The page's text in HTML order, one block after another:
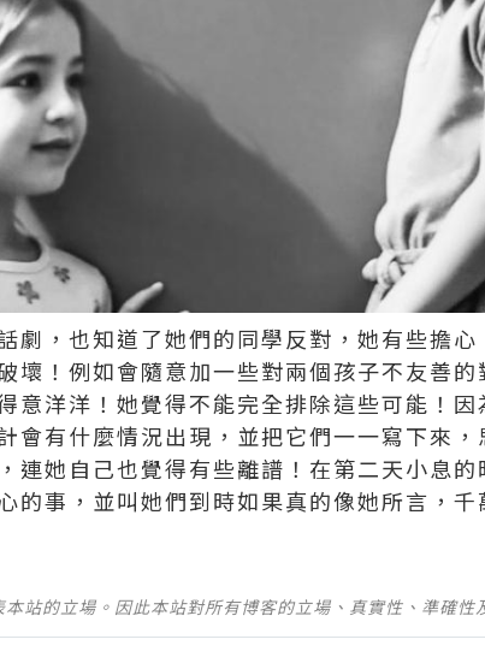
劇，也知道了她們的同學反對，她有些擔
壞！例如會隨意加一些對兩個孩子不友善
意洋洋！她覺得不能完全排除這些可能！
會有什麼情況出現，並把它們一一寫下來
連她自己也覺得有些離譜！在第二天小息
的事，並叫她們到時如果真的像她所言，
站的立場。因此本站對所有博客的立場、真實性、準確性